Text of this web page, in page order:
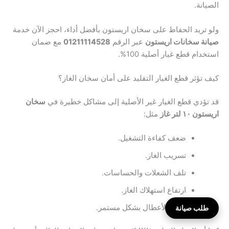
طلب صيانة
الصيانة.
ولو تريد الحفاظ على سخان اريستون بأفضل أداء، احجز الآن خدمة
صيانة سخانات اريستون عبر الرقم 01211114528 مع ضمان
استخدام قطع غيار أصلية 100%.
كيف تؤثر قطع الغيار التقليد على أمان سخان الغاز؟
قد تؤدي قطع الغيار غير الأصلية إلى مشاكل خطيرة في سخان
اريستون ١٠ لتر غاز
مثل:
ضعف كفاءة التشغيل.
تسريب الغاز.
تلف الشعلات والحساسات.
ارتفاع استهلاك الغاز.
تكرار الأعطال بشكل مستمر.